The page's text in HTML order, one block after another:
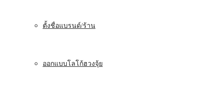
ตั้งชื่อแบรนด์/ร้าน
ออกแบบโลโก้ฮวงจุ้ย